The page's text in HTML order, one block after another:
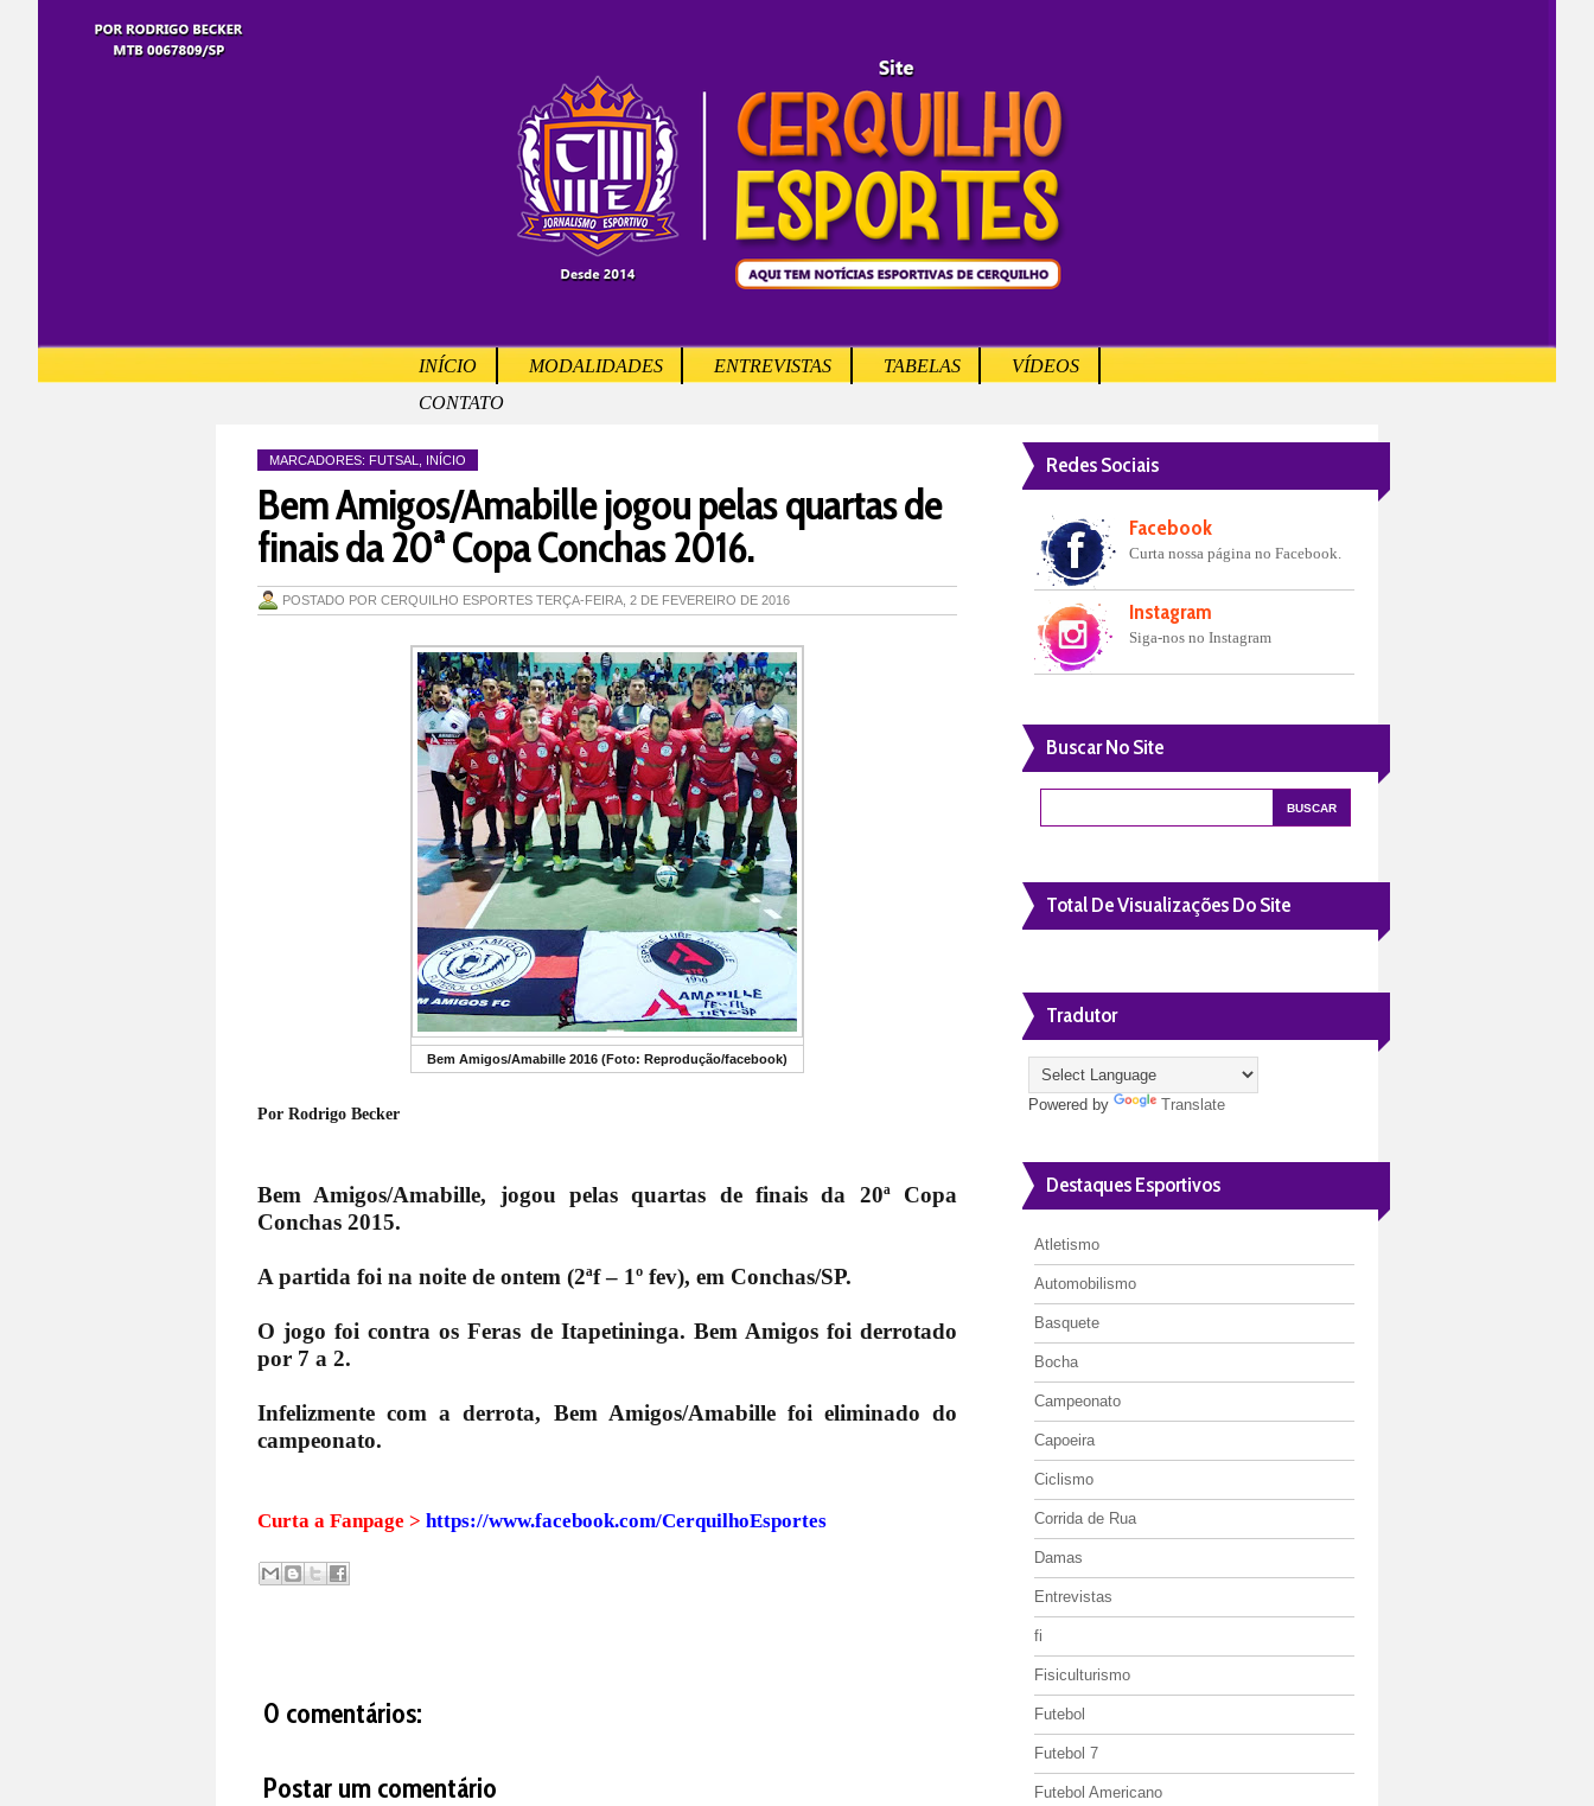
INÍCIO MODALIDADES ENTREVISTAS TABELAS
VÍDEOS
CONTATO
MARCADORES: FUTSAL INÍCIO
Bem Amigos/Amabille jogou pelas quartas de
finais da 20ª Copa Conchas 2016.
POSTADO POR CERQUILHO ESPORTES TERÇA-FEIRA, 2 DE FEVEREIRO DE 2016
Bem Amigos/Amabille 2016 (Foto: Reprodução/facebook)
Por Rodrigo Becker
Bem Amigos/Amabille, jogou pelas quartas de finais da 20ª Copa
Conchas 2015.
A partida foi na noite de ontem (2ªf – 1º fev), em Conchas/SP.
O jogo foi contra os Feras de Itapetininga. Bem Amigos foi derrotado
por 7 a 2.
Infelizmente com a derrota, Bem Amigos/Amabille foi eliminado do
campeonato.
Curta a Fanpage > https://www.facebook.com/CerquilhoEsportes
0 comentários:
Postar um comentário
Redes Sociais
Facebook
Curta nossa página no Facebook.
Instagram
Siga-nos no Instagram
Buscar No Site
Total De Visualizações Do Site
Tradutor
Powered by Translate
Destaques Esportivos
Atletismo
Automobilismo
Basquete
Bocha
Campeonato
Capoeira
Ciclismo
Corrida de Rua
Damas
Entrevistas
fi
Fisiculturismo
Futebol
Futebol 7
Futebol Americano